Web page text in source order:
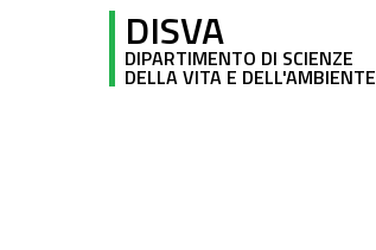
DISVA
DIPARTIMENTO DI SCIENZE
DELLA VITA E DELL'AMBIENTE